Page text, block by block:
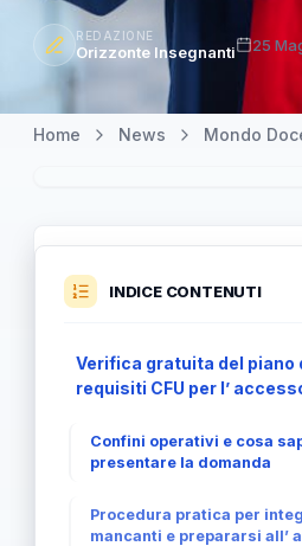
REDAZIONE
Orizzonte Insegnanti 25
Home News Mondo
INDICE CONTENUTI
Verifica gratuita del piano
requisiti CFU per l’
Confini operativi e cosa
presentare la domanda
Procedura pratica per
mancanti e prepararsi all’